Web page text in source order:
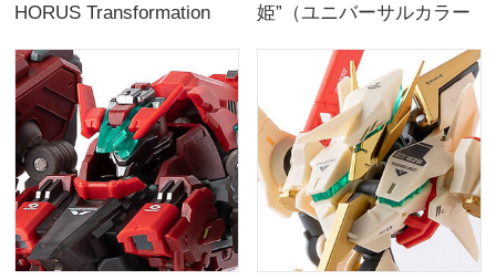
HORUS Transformation
斯”
姫”（ユニバーサルカラー